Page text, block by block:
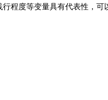
程度等变量具有代表性，可